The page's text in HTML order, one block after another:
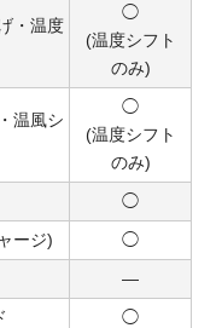
・温度
◯
(温度シフト
のみ)
温風シ
◯
(温度シフト
のみ)
◯
ージ)
◯
―
◯